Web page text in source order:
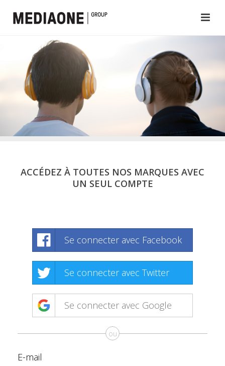
ACCÉDEZ À TOUTES NOS MARQUES AVEC
UN SEUL COMPTE
Se connecter avec Facebook
Se connecter avec Twitter
Se connecter avec Google
ou
E-mail